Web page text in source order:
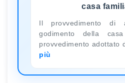
casa
Il provvedimento di
godimento della
provvedimento adottato
più